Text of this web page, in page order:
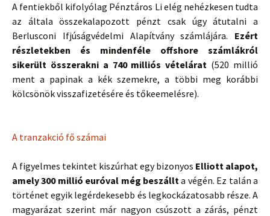
A fentiekből kifolyólag Pénztáros Li elég nehézkesen tudta
az általa összekalapozott pénzt csak úgy átutalni a
Berlusconi Ifjúságvédelmi Alapítvány számlájára. Ezért
részletekben és mindenféle offshore számlákról
sikerült összerakni a 740 milliós vételárat (520 millió
ment a papinak a kék szemekre, a többi meg korábbi
kölcsönök visszafizetésére és tőkeemelésre).
A tranzakció fő számai
A figyelmes tekintet kiszúrhat egy bizonyos Elliott alapot,
amely 300 millió euróval még beszállta végén. Ez talán a
történet egyik legérdekesebb és legkockázatosabb része. A
magyarázat szerint már nagyon csúszott a zárás, pénzt